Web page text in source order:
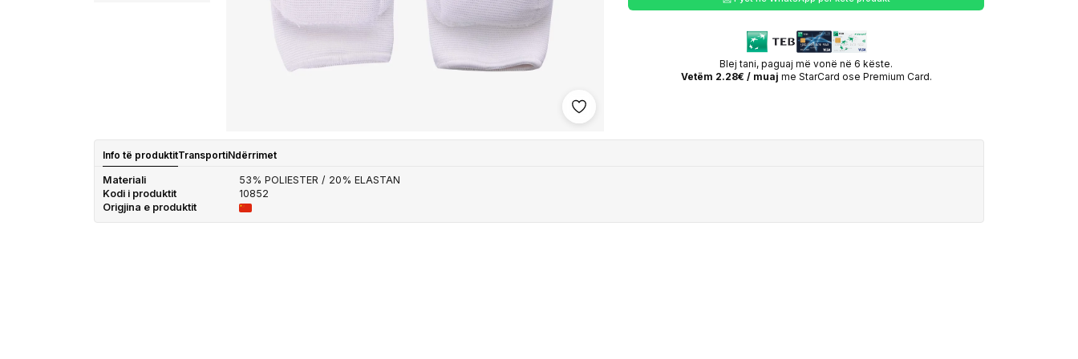
Shto në wishlist
Blej tani, paguaj më vonë në 6 këste.
Vetëm 2.28€ / muaj me StarCard ose Premium Card.
Info të produktitTransportiNdërrimet
Materiali
53% POLIESTER / 20% ELASTAN
Kodi i produktit
10852
Origjina e produktit